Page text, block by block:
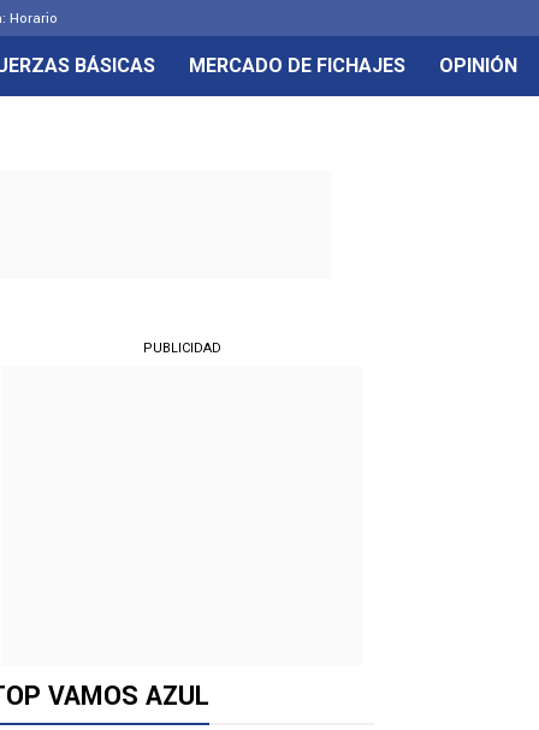
Horario
BÁSICAS MERCADO DE FICHAJES OPINIÓN
PUBLICIDAD
VAMOS AZUL